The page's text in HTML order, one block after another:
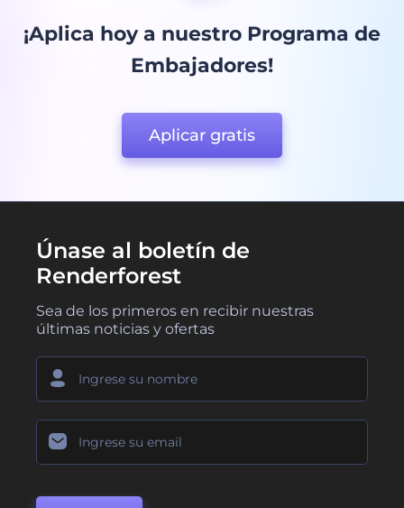
¡Aplica hoy a nuestro Programa de
Embajadores!
Aplicar gratis
Únase al boletín de
Renderforest
Sea de los primeros en recibir nuestras
últimas noticias y ofertas